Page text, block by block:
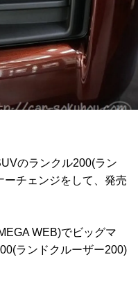
のランクル200(ラン
ーチェンジをして、発売
WEB)でビッグマ
ランドクルーザー200)